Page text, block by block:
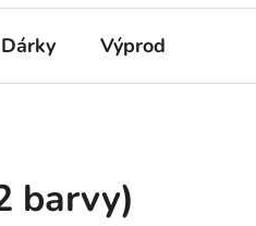
Dárky Výprodej %
barvy)